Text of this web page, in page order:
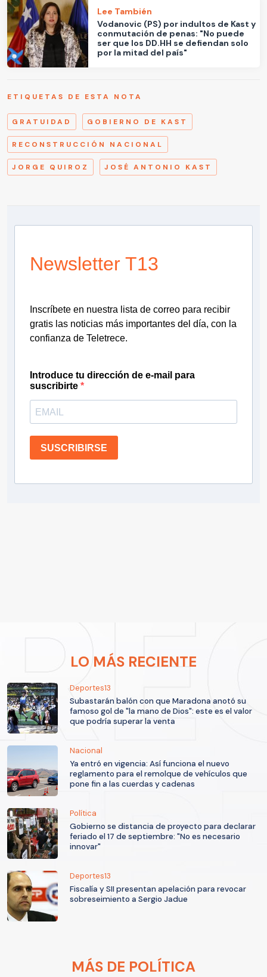
Lee También
Vodanovic (PS) por indultos de Kast y
conmutación de penas: "No puede
ser que los DD.HH se defiendan solo
por la mitad del país"
ETIQUETAS DE ESTA NOTA
GRATUIDAD GOBIERNO DE KAST
RECONSTRUCCIÓN NACIONAL
JORGE QUIROZ JOSÉ ANTONIO KAST
Newsletter T13
Inscríbete en nuestra lista de correo para recibir
gratis las noticias más importantes del día, con la
confianza de Teletrece.
Introduce tu dirección de e-mail para
suscribirte
SUSCRIBIRSE
LO MÁS RECIENTE
Deportes13
Subastarán balón con que Maradona anotó su
famoso gol de "la mano de Dios": este es el valor
que podría superar la venta
Nacional
Ya entró en vigencia: Así funciona el nuevo
reglamento para el remolque de vehículos que
pone fin a las cuerdas y cadenas
Política
Gobierno se distancia de proyecto para declarar
feriado el 17 de septiembre: "No es necesario
innovar"
Deportes13
Fiscalía y SII presentan apelación para revocar
sobreseimiento a Sergio Jadue
MÁS DE POLÍTICA